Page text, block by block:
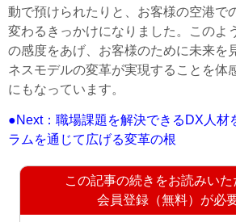
動で預けられたりと、お客様の空港で
変わるきっかけになりました。このよ
の感度をあげ、お客様のために未来を
ネスモデルの変革が実現することを体
にもなっています。
●Next：職場課題を解決できるDX人材
ラムを通じて広げる変革の根
この記事の続きをお読みいた
会員登録（無料）が必